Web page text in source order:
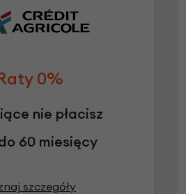
0%
nie płacisz
60 miesięcy
szczegóły